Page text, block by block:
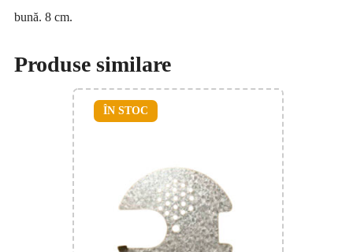
bună. 8 cm.
Produse similare
ÎN STOC